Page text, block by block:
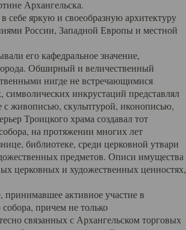
Архангельска.
яркую и своеобразную архитектуру
России, Западной Европы и местной
его кафедральное значение,
Обширный и величественный
нигде не встречающимися
инкрустаций представлял
живописью, скульптурой, иконописью,
Троицкого храма создавал тот
на протяжении многих лет
библиотеке, среди церковной утвари
предметов. Описи имущества
церковных и художественных ценностях,
принимавшее активное участие в
причем не только
связанных с Архангельском торговых